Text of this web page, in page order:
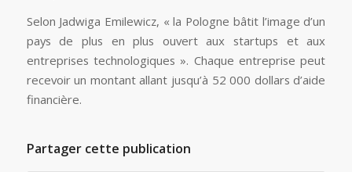
Selon Jadwiga Emilewicz, « la Pologne bâtit l’image d’un
pays de plus en plus ouvert aux startups et aux
entreprises technologiques ». Chaque entreprise peut
recevoir un montant allant jusqu’à 52 000 dollars d’aide
financière.
Partager cette publication